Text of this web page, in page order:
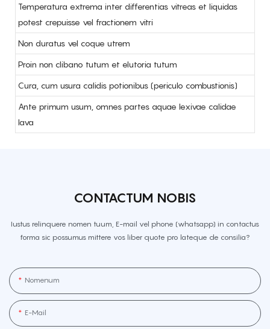
Temperatura extrema inter differentias vitreas et liquidas
potest crepuisse vel fractionem vitri
Non duratus vel coque utrem
Proin non clibano tutum et elutoria tutum
Cura, cum usura calidis potionibus (periculo combustionis)
Ante primum usum, omnes partes aquae lexivae calidae
lava
CONTACTUM NOBIS
Iustus relinquere nomen tuum, E-mail vel phone (whatsapp) in contactus
forma sic possumus mittere vos liber quote pro lateque de consilia?
Nomenum
E-Mail